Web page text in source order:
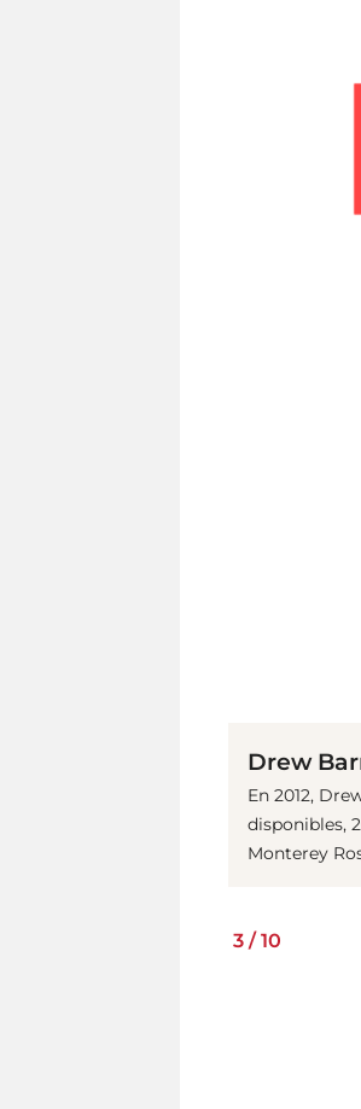
Drew
En 2012,
disponibles,
Monterey
3 /10